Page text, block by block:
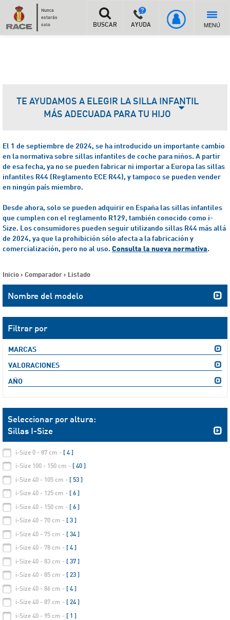
Nunca
estarás
solo
BUSCAR AYUDA MENÚ
TE AYUDAMOS A ELEGIR LA SILLA INFANTIL
MÁS ADECUADA PARA TU HIJO
El 1 de septiembre de 2024, se ha introducido un importante cambio
en la normativa sobre sillas infantiles de coche para niños. A partir
de esa fecha, ya no se pueden fabricar ni importar a Europa las sillas
infantiles R44 (Reglamento ECE R44), y tampoco se pueden vender
en ningún país miembro.
Desde ahora, solo se pueden adquirir en España las sillas infantiles
que cumplen con el reglamento R129, también conocido como i-
Size. Los consumidores pueden seguir utilizando sillas R44 más allá
de 2024, ya que la prohibición sólo afecta a la fabricación y
comercialización, pero no al uso. Consulta la nueva normativa.
Inicio > Comparador > Listado
Nombre del modelo
Filtrar por
MARCAS
VALORACIONES
AÑO
Seleccionar por altura:
Sillas I-Size
i-Size 0 - 87 cm - [ 4 ]
i-Size 100 - 150 cm - [ 40 ]
i-Size 40 - 105 cm - [ 53 ]
i-Size 40 - 125 cm - [ 6 ]
i-Size 40 - 150 cm - [ 6 ]
i-Size 40 - 70 cm - [ 3 ]
i-Size 40 - 75 cm - [ 34 ]
i-Size 40 - 78 cm - [ 4 ]
i-Size 40 - 83 cm - [ 37 ]
i-Size 40 - 85 cm - [ 23 ]
i-Size 40 - 86 cm - [ 4 ]
i-Size 40 - 87 cm - [ 24 ]
i-Size 40 - 95 cm - [ 1 ]